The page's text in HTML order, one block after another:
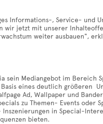
Informations-, Service- und
wir jetzt mit unserer
weiter ausbauen",
sein Mediangebot im Bereich
eines deutlich größeren
Ad, Wallpaper und
zu Themen- Events oder
in Special-
bieten.